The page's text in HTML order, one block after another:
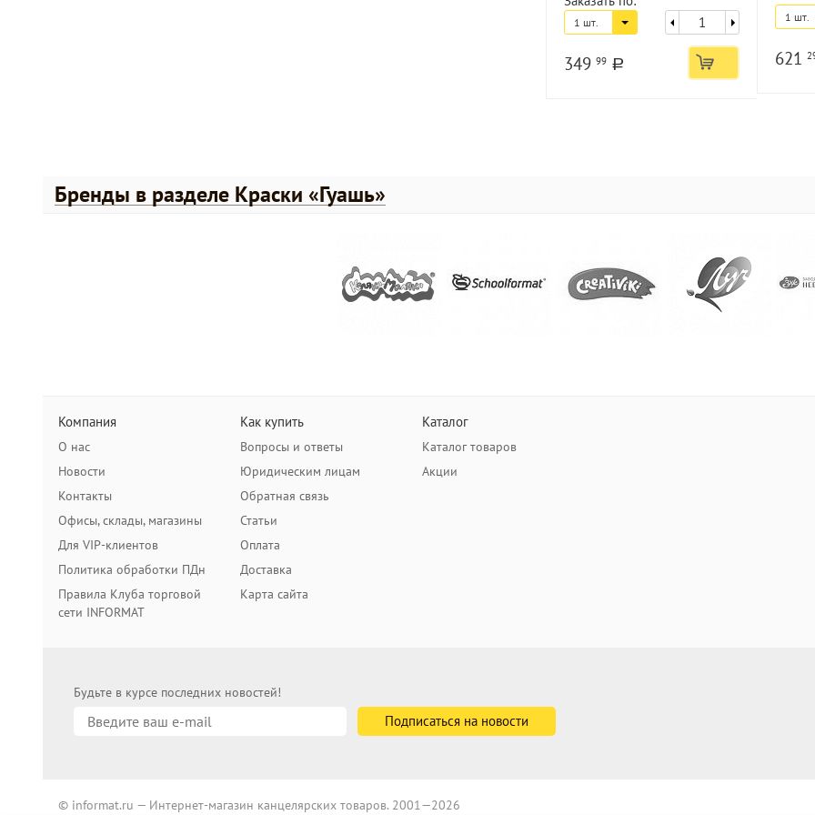
1 шт.
349 99 a
1 шт.
621
Бренды в разделе Краски «Гуашь»
Компания
О нас
Новости
Контакты
Офисы, склады, магазины
Для VIP-клиентов
Политика обработки ПДн
Правила Клуба торговой
сети INFORMAT
Как купить
Вопросы и ответы
Юридическим лицам
Обратная связь
Статьи
Оплата
Доставка
Карта сайта
Каталог
Каталог товаров
Акции
Будьте в курсе последних новостей!
© informat.ru — Интернет-магазин канцелярских товаров. 2001—2026